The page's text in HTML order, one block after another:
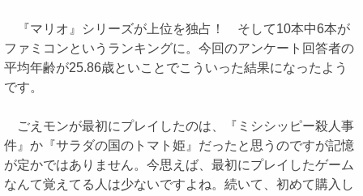
『マリオ』シリーズが上位を独占！ そして10本中6本が
ファミコンというランキングに。今回のアンケート回答者の
平均年齢が25.86歳といことでこういった結果になったよう
です。
ごえモンが最初にプレイしたのは、『ミシシッピー殺人事
件』か『サラダの国のトマト姫』だったと思うのですが記憶
が定かではありません。今思えば、最初にプレイしたゲーム
なんて覚えてる人は少ないですよね。続いて、初めて購入し